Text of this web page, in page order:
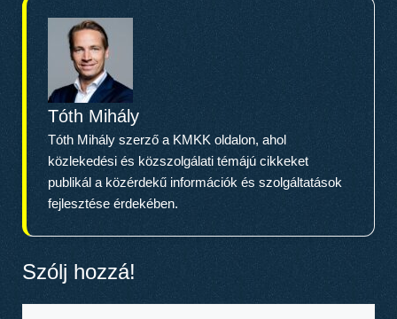
Tóth Mihály
Tóth Mihály szerző a KMKK oldalon, ahol
közlekedési és közszolgálati témájú cikkeket
publikál a közérdekű információk és szolgáltatások
fejlesztése érdekében.
Szólj hozzá!